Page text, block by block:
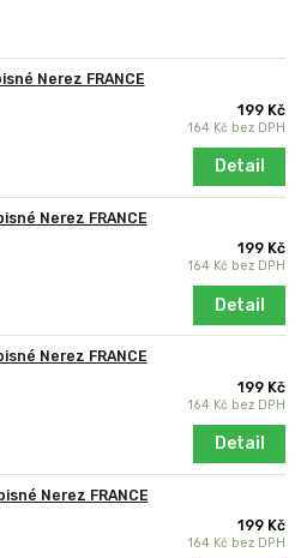
Nerez FRANCE
199 Kč
164 Kč bez DPH
Detail
Nerez FRANCE
199 Kč
164 Kč bez DPH
Detail
Nerez FRANCE
199 Kč
164 Kč bez DPH
Detail
Nerez FRANCE
199 Kč
164 Kč bez DPH